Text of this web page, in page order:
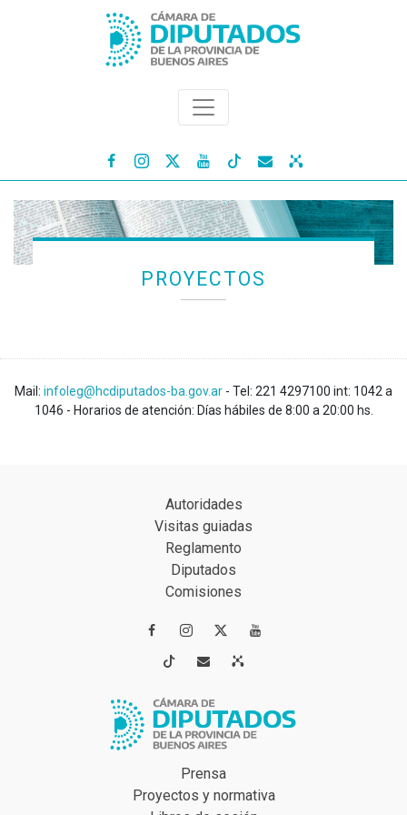
   
PROYECTOS
Mail: infoleg@hcdiputados-ba.gov.ar - Tel: 221 4297100 int: 1042 a
1046 - Horarios de atención: Días hábiles de 8:00 a 20:00 hs.
Autoridades
Visitas guiadas
Reglamento
Diputados
Comisiones
 
 
Prensa
Proyectos y normativa